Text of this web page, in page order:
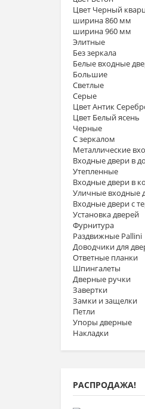
Цвет Черный
ширина 860 мм
ширина 960 мм
Элитные
Без зеркала
Белые входные
Большие
Светлые
Серые
Цвет Антик
Цвет Белый ясень
Черные
С зеркалом
Металлические
Входные двери в
Утепленные
Входные двери в
Уличные входные
Входные двери с
Установка дверей
Фурнитура
Раздвижные Pallini
Доводчики для
Ответные планки
Шпингалеты
Дверные ручки
Завертки
Замки и защелки
Петли
Упоры дверные
Накладки
РАСПРОДАЖА!